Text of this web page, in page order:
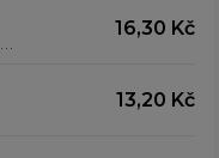
16,30 Kč
13,20 Kč